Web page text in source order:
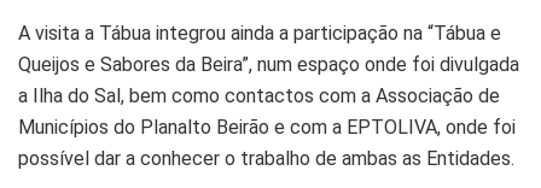
A visita a Tábua integrou ainda a participação na “Tábua e
Queijos e Sabores da Beira”, num espaço onde foi divulgada
a Ilha do Sal, bem como contactos com a Associação de
Municípios do Planalto Beirão e com a EPTOLIVA, onde foi
possível dar a conhecer o trabalho de ambas as Entidades.